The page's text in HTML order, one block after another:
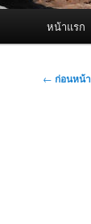
หน้าแรก
เมนู
← ก่อนหน้า